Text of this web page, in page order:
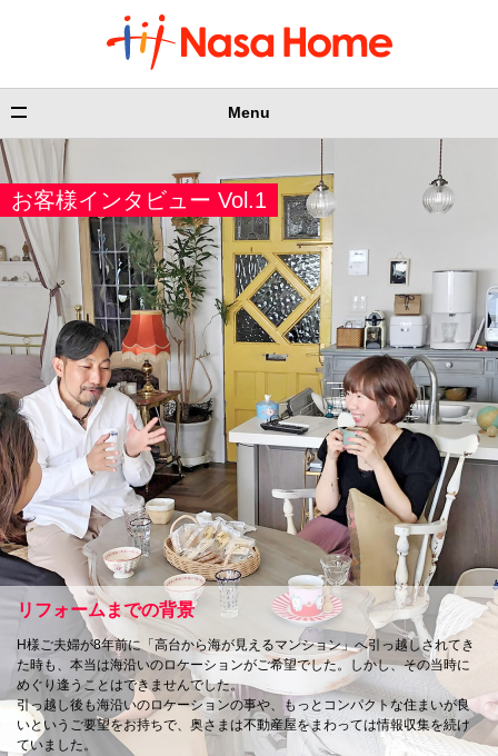
Menu
お客様インタビュー Vol.1
リフォームまでの背景
H様ご夫婦が8年前に「高台から海が見えるマンション」へ引っ越しされてき
た時も、本当は海沿いのロケーションがご希望でした。しかし、その当時に
めぐり逢うことはできませんでした。
引っ越し後も海沿いのロケーションの事や、もっとコンパクトな住まいが良
いというご要望をお持ちで、奥さまは不動産屋をまわっては情報収集を続け
ていました。